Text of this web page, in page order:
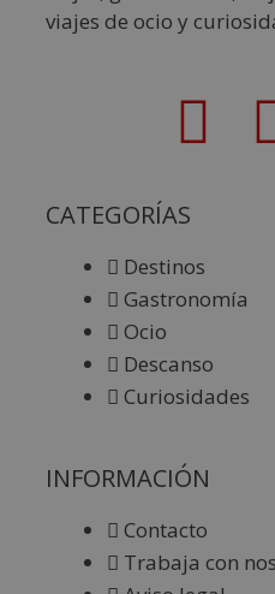
viajes de ocio y
CATEGORÍAS
Destinos
Gastronomía
Ocio
Descanso
Curiosidades
INFORMACIÓN
Contacto
Trabaja con